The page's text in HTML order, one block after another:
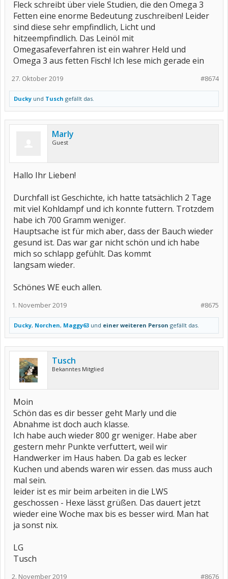
Fleck schreibt über viele Studien, die den Omega 3
Fetten eine enorme Bedeutung zuschreiben! Leider
sind diese sehr empfindlich, Licht und
hitzeempfindlich. Das Leinöl mit
Omegasafeverfahren ist ein wahrer Held und
Omega 3 aus fetten Fisch! Ich lese mich gerade ein
#8674
27. Oktober 2019
Ducky und Tusch gefällt das.
Marly
Guest
Hallo Ihr Lieben!
Durchfall ist Geschichte, ich hatte tatsächlich 2 Tage
mit viel Kohldampf und ich konnte futtern. Trotzdem
habe ich 700 Gramm weniger.
Hauptsache ist für mich aber, dass der Bauch wieder
gesund ist. Das war gar nicht schön und ich habe
mich so schlapp gefühlt. Das kommt
langsam wieder.
Schönes WE euch allen.
#8675
1. November 2019
Ducky, Norchen, Maggy63 und einer weiteren Person gefällt das.
Tusch
Bekanntes Mitglied
Moin
Schön das es dir besser geht Marly und die
Abnahme ist doch auch klasse.
Ich habe auch wieder 800 gr weniger. Habe aber
gestern mehr Punkte verfuttert, weil wir
Handwerker im Haus haben. Da gab es lecker
Kuchen und abends waren wir essen. das muss auch
mal sein.
leider ist es mir beim arbeiten in die LWS
geschossen - Hexe lässt grüßen. Das dauert jetzt
wieder eine Woche max bis es besser wird. Man hat
ja sonst nix.
LG
Tusch
#8676
2. November 2019